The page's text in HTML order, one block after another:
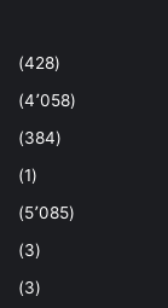
(428)
(4٬058)
(384)
(1)
(5٬085)
(3)
(3)